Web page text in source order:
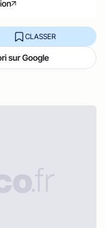
CLASSER
sur Google